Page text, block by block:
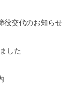
役交代のお知らせ
した